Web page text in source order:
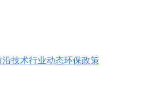
沿技术行业动态环保政策